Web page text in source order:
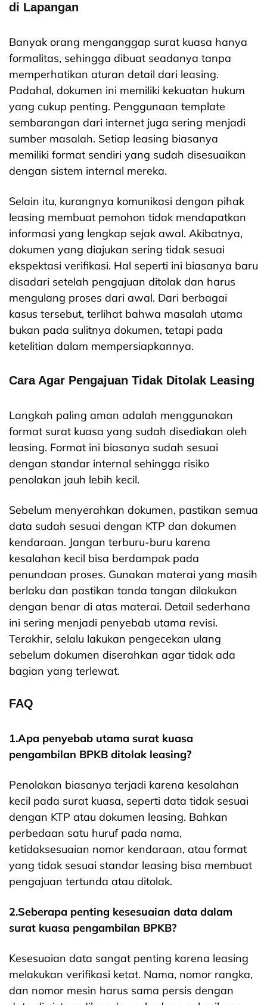
di Lapangan
Banyak orang menganggap surat kuasa hanya
formalitas, sehingga dibuat seadanya tanpa
memperhatikan aturan detail dari leasing.
Padahal, dokumen ini memiliki kekuatan hukum
yang cukup penting. Penggunaan template
sembarangan dari internet juga sering menjadi
sumber masalah. Setiap leasing biasanya
memiliki format sendiri yang sudah disesuaikan
dengan sistem internal mereka.
Selain itu, kurangnya komunikasi dengan pihak
leasing membuat pemohon tidak mendapatkan
informasi yang lengkap sejak awal. Akibatnya,
dokumen yang diajukan sering tidak sesuai
ekspektasi verifikasi. Hal seperti ini biasanya baru
disadari setelah pengajuan ditolak dan harus
mengulang proses dari awal. Dari berbagai
kasus tersebut, terlihat bahwa masalah utama
bukan pada sulitnya dokumen, tetapi pada
ketelitian dalam mempersiapkannya.
Cara Agar Pengajuan Tidak Ditolak Leasing
Langkah paling aman adalah menggunakan
format surat kuasa yang sudah disediakan oleh
leasing. Format ini biasanya sudah sesuai
dengan standar internal sehingga risiko
penolakan jauh lebih kecil.
Sebelum menyerahkan dokumen, pastikan semua
data sudah sesuai dengan KTP dan dokumen
kendaraan. Jangan terburu-buru karena
kesalahan kecil bisa berdampak pada
penundaan proses. Gunakan materai yang masih
berlaku dan pastikan tanda tangan dilakukan
dengan benar di atas materai. Detail sederhana
ini sering menjadi penyebab utama revisi.
Terakhir, selalu lakukan pengecekan ulang
sebelum dokumen diserahkan agar tidak ada
bagian yang terlewat.
FAQ
1.Apa penyebab utama surat kuasa
pengambilan BPKB ditolak leasing?
Penolakan biasanya terjadi karena kesalahan
kecil pada surat kuasa, seperti data tidak sesuai
dengan KTP atau dokumen leasing. Bahkan
perbedaan satu huruf pada nama,
ketidaksesuaian nomor kendaraan, atau format
yang tidak sesuai standar leasing bisa membuat
pengajuan tertunda atau ditolak.
2.Seberapa penting kesesuaian data dalam
surat kuasa pengambilan BPKB?
Kesesuaian data sangat penting karena leasing
melakukan verifikasi ketat. Nama, nomor rangka,
dan nomor mesin harus sama persis dengan